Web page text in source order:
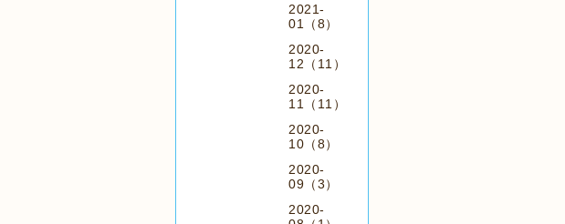
2021-
01（8）
2020-
12（11）
2020-
11（11）
2020-
10（8）
2020-
09（3）
2020-